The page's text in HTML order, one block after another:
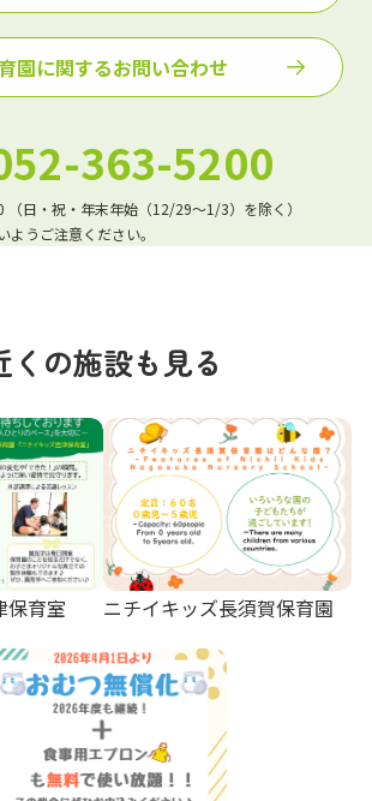
園に関するお問い合わせ
363-5200
日・祝・年末年始（12/29～1/3）を除く）
うご注意ください。
くの施設も見る
保育室 ニチイキッズ長須賀保育園